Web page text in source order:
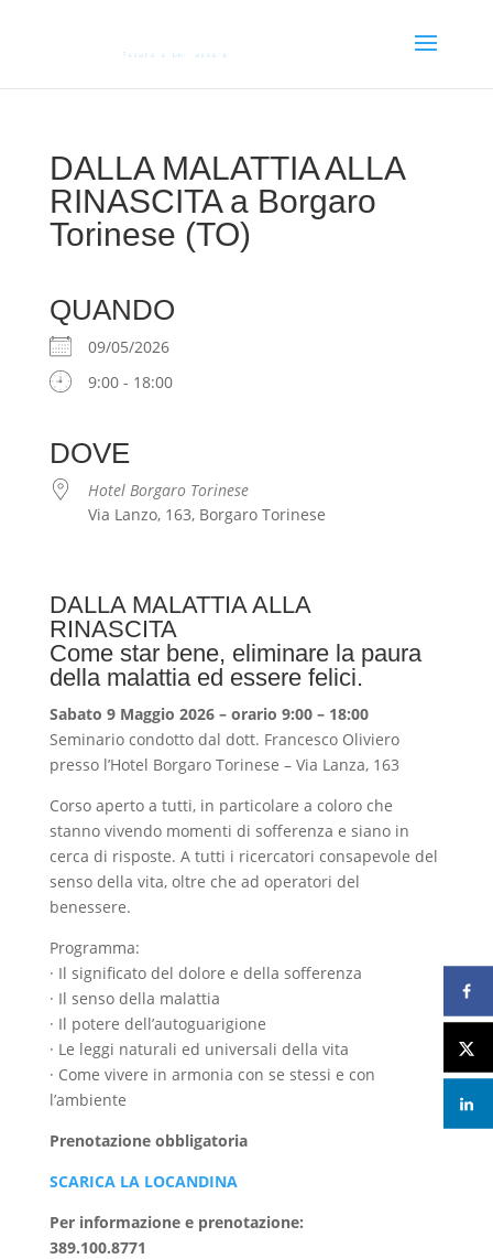
DALLA MALATTIA ALLA
RINASCITA a Borgaro
Torinese (TO)
QUANDO
09/05/2026
9:00 - 18:00
DOVE
Hotel Borgaro Torinese
Via Lanzo, 163, Borgaro Torinese
DALLA MALATTIA ALLA
RINASCITA
Come star bene, eliminare la paura
della malattia ed essere felici.
Sabato 9 Maggio 2026 – orario 9:00 – 18:00
Seminario condotto dal dott. Francesco Oliviero
presso l’Hotel Borgaro Torinese – Via Lanza, 163
Corso aperto a tutti, in particolare a coloro che
stanno vivendo momenti di sofferenza e siano in
cerca di risposte. A tutti i ricercatori consapevole del
senso della vita, oltre che ad operatori del
benessere.
Programma:
· Il significato del dolore e della sofferenza
· Il senso della malattia
· Il potere dell’autoguarigione
· Le leggi naturali ed universali della vita
· Come vivere in armonia con se stessi e con
l’ambiente
Prenotazione obbligatoria
SCARICA LA LOCANDINA
Per informazione e prenotazione:
389.100.8771